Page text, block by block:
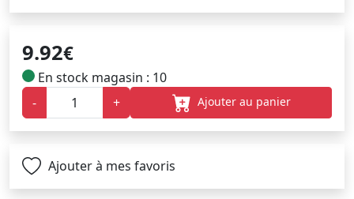
9.92€
En stock magasin : 10
-
+ Ajouter au panier
Ajouter à mes favoris